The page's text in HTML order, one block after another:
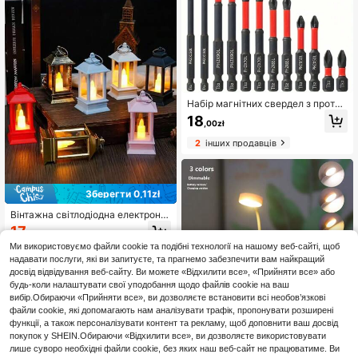
Зберегти 0,11zł
Вінтажна світлодіодна електронн
а свічка, безполум'яний креативн
пле світло на батарейках, декор д
ля дому, прикраса для вечірок та
вулиці, електронна свічка, святко
ве, різдвяне, хелловінське атмос
ферне світло
17
Набір магнітних свердел з протик
овзким покриттям: 3/5/6 шт., стал
ь S2, хрестоподібні та ударні наса
дки для електричних та ручних га
йковертів, набір магнітних сверде
л з протиковзким покриттям
18 ,00zł
2інших продавців
1 шт. 4-світлодіодна біла лампа д
ля читання з кріпленням для оче
#1 Бестселер в АБС Книжкові вогні
Ми використовуємо файли cookie та подібні технології на нашому веб-сайті, щоб
надавати послуги, які ви запитуєте, та прагнемо забезпечити вам найкращий
досвід відвідування веб-сайту. Ви можете «Відхилити все», «Прийняти все» або
будь-коли налаштувати свої уподобання щодо файлів cookie на ваш
вибір.Обираючи «Прийняти все», ви дозволяєте встановити всі необов’язкові
файли cookie, які допомагають нам аналізувати трафік, пропонувати розширені
функції, а також персоналізувати контент та рекламу, щоб доповнити ваш досвід
покупок у SHEIN.Обираючи «Відхилити все», ви дозволяєте використовувати
лише суворо необхідні файли cookie, без яких наш веб-сайт не працюватиме. Ви